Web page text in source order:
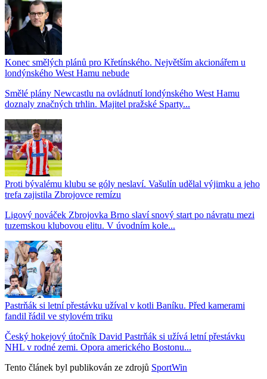
Konec smělých plánů pro Křetínského. Největším akcionářem u
londýnského West Hamu nebude
Smělé plány Newcastlu na ovládnutí londýnského West Hamu
doznaly značných trhlin. Majitel pražské Sparty...
Proti bývalému klubu se góly neslaví. Vašulín udělal výjimku a jeho
trefa zajistila Zbrojovce remízu
Ligový nováček Zbrojovka Brno slaví snový start po návratu mezi
tuzemskou klubovou elitu. V úvodním kole...
Pastrňák si letní přestávku užíval v kotli Baníku. Před kamerami
fandil řádil ve stylovém triku
Český hokejový útočník David Pastrňák si užívá letní přestávku
NHL v rodné zemi. Opora amerického Bostonu...
Tento článek byl publikován ze zdrojů SportWin